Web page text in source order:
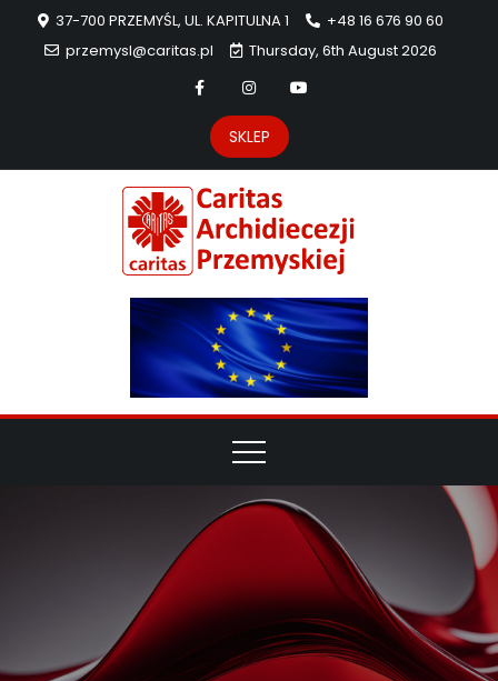
37-700 PRZEMYŚL, UL. KAPITULNA 1
+48 16 676 90 60
przemysl@caritas.pl
Thursday, 6th August 2026
SKLEP